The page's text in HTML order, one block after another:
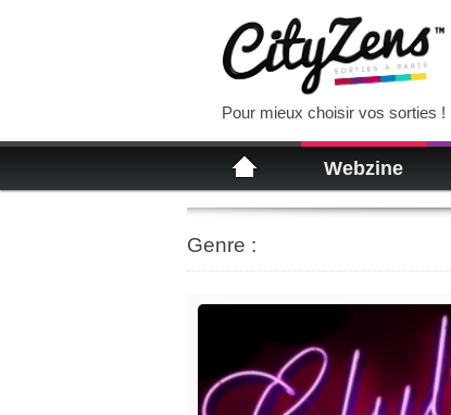
Pour mieux choisir vos sorties !
Webzine
Genre :